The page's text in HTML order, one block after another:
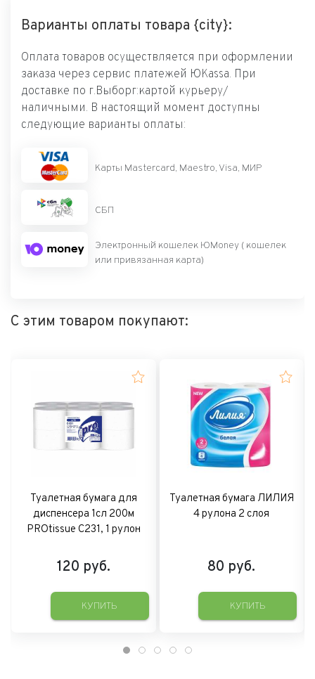
Варианты оплаты товара {city}:
Оплата товаров осуществляется при оформлении
заказа через сервис платежей ЮKassa. При
доставке по г.Выборг:картой курьеру/
наличными. В настоящий момент доступны
следующие варианты оплаты:
Карты Mastercard, Maestro, Visa, МИР
СБП
Электронный кошелек ЮMoney ( кошелек
или привязанная карта)
С этим товаром покупают:
Туалетная бумага для
диспенсера 1сл 200м
PROtissue С231, 1 рулон
120 руб.
КУПИТЬ
Туалетная бумага ЛИЛИЯ
4 рулона 2 слоя
80 руб.
КУПИТЬ